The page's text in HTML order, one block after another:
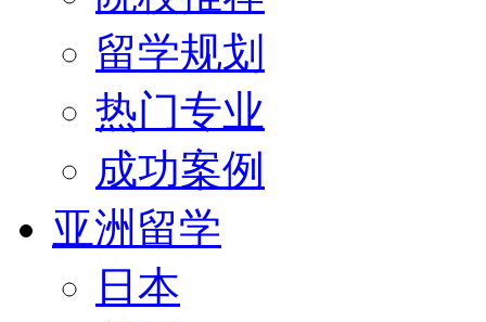
留学规划
热门专业
成功案例
亚洲留学
日本